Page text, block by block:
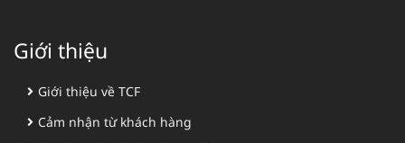
Giới thiệu
Giới thiệu về TCF
Cảm nhận từ khách hàng